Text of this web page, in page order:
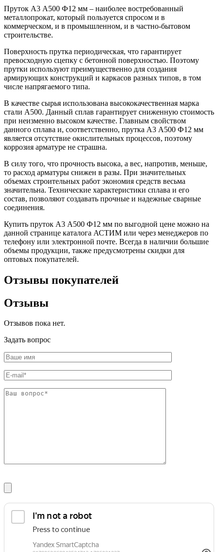
медная
Круг
медный
Лента
медная
Лист
медный
Труба
Круг
бронзовый
(пруток)
Олово,
cвинец,
Фитинги
резьбовые
Фитинги
стальные
Фитинги
резьбовые
чугунные
Хомуты
Труба ВГП
БУ металл
БУ трубы
Хомуты
стальные
Пруток А3 А500 Ф12 мм – наиболее востребованный
металлопрокат, который пользуется спросом и в
коммерческом, и в промышленном, и в частно-бытовом
строительстве.
Поверхность прутка периодическая, что гарантирует
превосходную сцепку с бетонной поверхностью. Поэтому
прутки используют преимущественно для создания
армирующих конструкций и каркасов разных типов, в том
числе напрягаемого типа.
В качестве сырья использована высококачественная марка
стали А500. Данный сплав гарантирует сниженную стоимость
при неизменно высоком качестве. Главным свойством
данного сплава и, соответственно, прутка А3 А500 Ф12 мм
является отсутствие окислительных процессов, поэтому
коррозия арматуре не страшна.
В силу того, что прочность высока, а вес, напротив, меньше,
то расход арматуры снижен в разы. При значительных
объемах строительных работ экономия средств весьма
значительна. Технические характеристики сплава и его
состав, позволяют создавать прочные и надежные сварные
соединения.
Купить пруток А3 А500 Ф12 мм по выгодной цене можно на
данной странице каталога АСТИМ или через менеджеров по
телефону или электронной почте. Всегда в наличии большие
объемы продукции, также предусмотрены скидки для
оптовых покупателей.
Отзывы покупателей
Отзывы
Отзывов пока нет.
Задать вопрос